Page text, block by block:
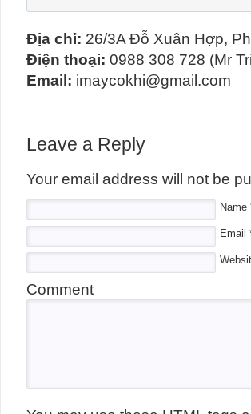
Địa chỉ: 26/3A Đỗ Xuân Hợp,
Điện thoại: 0988 308 728 (Mr
Email: imaycokhi@gmail.com
Leave a Reply
Your email address will not be
Name
Email
Comment